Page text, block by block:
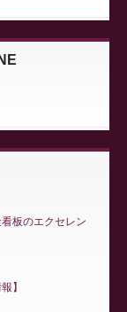
板のエクセレン